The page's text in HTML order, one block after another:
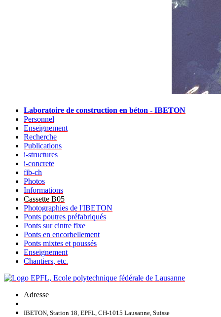
Laboratoire de construction en béton - IBETON
Personnel
Enseignement
Recherche
Publications
i-structures
i-concrete
fib-ch
Photos
Informations
Cassette B05
Photographies de l'IBETON
Ponts poutres préfabriqués
Ponts sur cintre fixe
Ponts en encorbellement
Ponts mixtes et poussés
Enseignement
Chantiers, etc.
Adresse
IBETON, Station 18, EPFL, CH-1015 Lausanne, Suisse